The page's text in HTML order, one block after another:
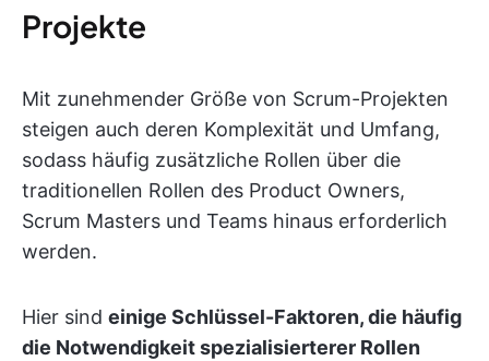
Projekte
Mit zunehmender Größe von Scrum-Projekten
steigen auch deren Komplexität und Umfang,
sodass häufig zusätzliche Rollen über die
traditionellen Rollen des Product Owners,
Scrum Masters und Teams hinaus erforderlich
werden.
Hier sind einige Schlüssel-Faktoren, die häufig
die Notwendigkeit spezialisierterer Rollen